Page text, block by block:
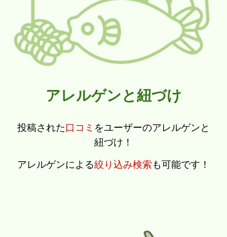
アレルゲンと紐づけ
投稿された口コミ をユーザーのアレルゲンと
紐づけ！
アレルゲンによる絞り込み検索も可能です！